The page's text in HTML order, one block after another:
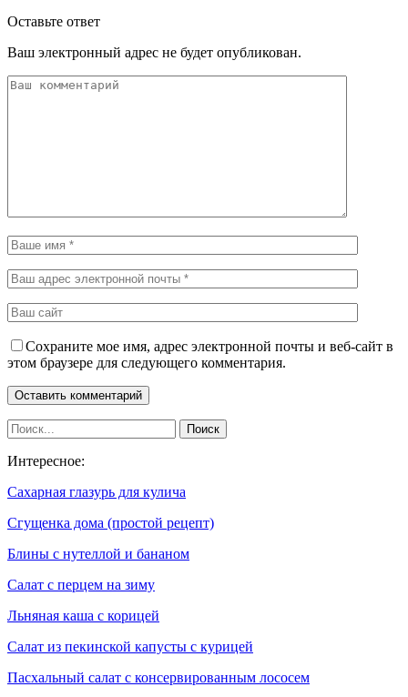
Оставьте ответ
Ваш электронный адрес не будет опубликован.
Сохраните мое имя, адрес электронной почты и веб-сайт в
этом браузере для следующего комментария.
Интересное:
Сахарная глазурь для кулича
Сгущенка дома (простой рецепт)
Блины с нутеллой и бананом
Салат с перцем на зиму
Льняная каша с корицей
Салат из пекинской капусты с курицей
Пасхальный салат с консервированным лососем